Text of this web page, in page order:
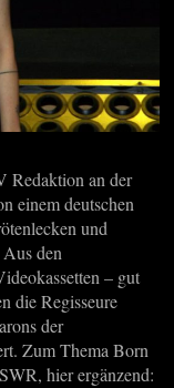
Redaktion an der
einem deutschen
und
den
– gut
die Regisseure
der
Zum Thema Born
hier ergänzend: